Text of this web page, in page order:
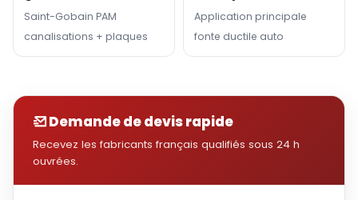
Saint-Gobain PAM
canalisations + plaques
Application principale
fonte ductile auto
Demande de devis rapide
Recevez les fabricants français qualifiés sous 24 h
ouvrées.